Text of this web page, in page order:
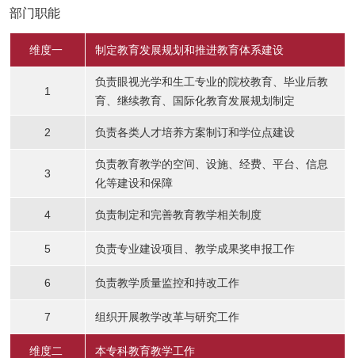
部门职能
维度一 制定教育发展规划和推进教育体系建设
1
负责眼视光学和生工专业的院校教育、毕业后教
育、继续教育、国际化教育发展规划制定
2 负责各类人才培养方案制订和学位点建设
3
负责教育教学的空间、设施、经费、平台、信息
化等建设和保障
4 负责制定和完善教育教学相关制度
5 负责专业建设项目、教学成果奖申报工作
6 负责教学质量监控和持改工作
7 组织开展教学改革与研究工作
维度二 本专科教育教学工作